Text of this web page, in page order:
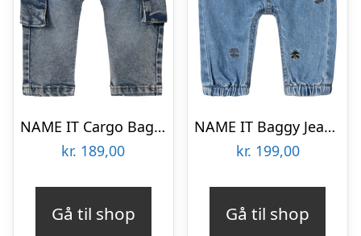
NAME IT Cargo Baggy Jeans Ben Dark Blue Denim
kr. 189,00
Gå til shop
NAME IT Baggy Jeans Ben Medium Blue Denim
kr. 199,00
Gå til shop